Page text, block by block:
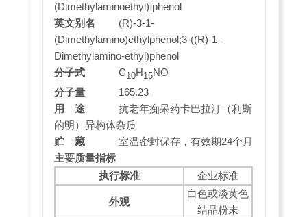
(Dimethylaminoethyl)]phenol
英文别名 (R)-3-1-
(Dimethylamino)ethylphenol;3-((R)-1-
Dimethylamino-ethyl)phenol
分子式 C10H15NO
分子量 165.23
用 途 抗老年痴呆药卡巴拉汀（利斯
的明）异构体杂质
贮 藏 室温密封保存，有效期24个月
主要质量指标
执行标准
企业标准
外观
白色或淡黄色
结晶粉末